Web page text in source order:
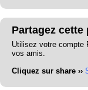
Partagez cette
Utilisez votre compte
vos amis.
Cliquez sur share ››